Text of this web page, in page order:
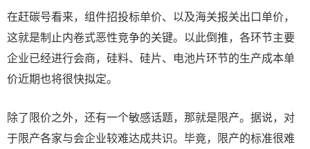
在赶碳号看来，组件招投标单价、以及海关报关出口单价，
这就是制止内卷式恶性竞争的关键。以此倒推，各环节主要
企业已经进行会商，硅料、硅片、电池片环节的生产成本单
价近期也将很快拟定。
除了限价之外，还有一个敏感话题，那就是限产。据说，对
于限产各家与会企业较难达成共识。毕竟，限产的标准很难